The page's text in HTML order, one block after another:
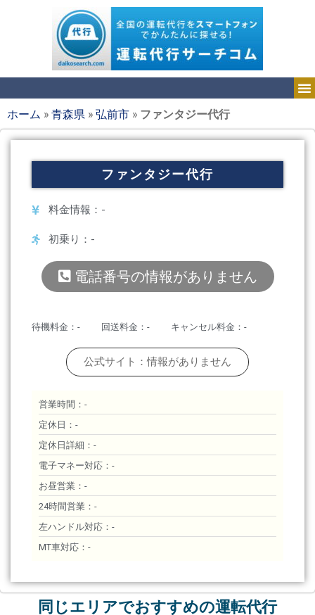
ホーム »青森県 »弘前市 » ファンタジー代行
ファンタジー代行
料金情報：-
初乗り：-
電話番号の情報がありません
待機料金：- 回送料金：- キャンセル料金：-
公式サイト：情報がありません
営業時間：-
定休日：-
定休日詳細：-
電子マネー対応：-
お昼営業：-
24時間営業：-
左ハンドル対応：-
MT車対応：-
同じエリアでおすすめの運転代行